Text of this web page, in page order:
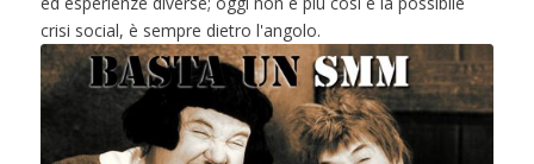
crisi social, è sempre dietro l'angolo.